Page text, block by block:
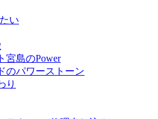
い
宮島のPower
のパワーストーン
り